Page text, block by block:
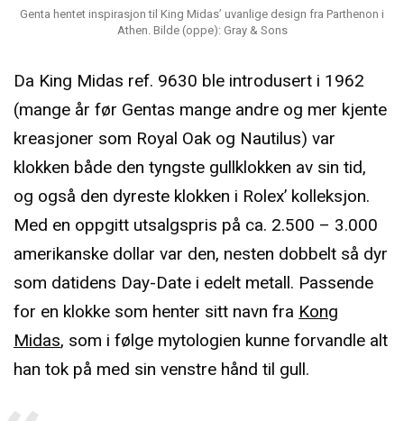
Genta hentet inspirasjon til King Midas’ uvanlige design fra Parthenon i
Athen. Bilde (oppe): Gray & Sons
Da King Midas ref. 9630 ble introdusert i 1962
(mange år før Gentas mange andre og mer kjente
kreasjoner som Royal Oak og Nautilus) var
klokken både den tyngste gullklokken av sin tid,
og også den dyreste klokken i Rolex’ kolleksjon.
Med en oppgitt utsalgspris på ca. 2.500 – 3.000
amerikanske dollar var den, nesten dobbelt så dyr
som datidens Day-Date i edelt metall. Passende
for en klokke som henter sitt navn fra Kong
Midas, som i følge mytologien kunne forvandle alt
han tok på med sin venstre hånd til gull.